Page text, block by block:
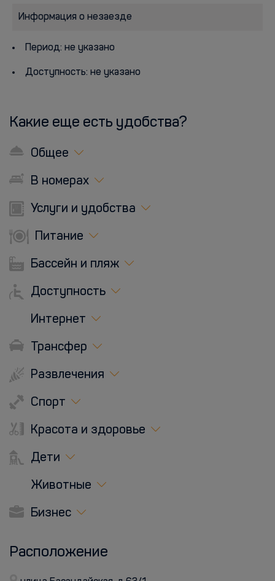
Информация о незаезде
Период: не указано
Доступность: не указано
Какие еще есть удобства?
Общее
В номерах
Услуги и удобства
Питание
Бассейн и пляж
Доступность
Интернет
Трансфер
Развлечения
Спорт
Красота и здоровье
Дети
Животные
Бизнес
Расположение